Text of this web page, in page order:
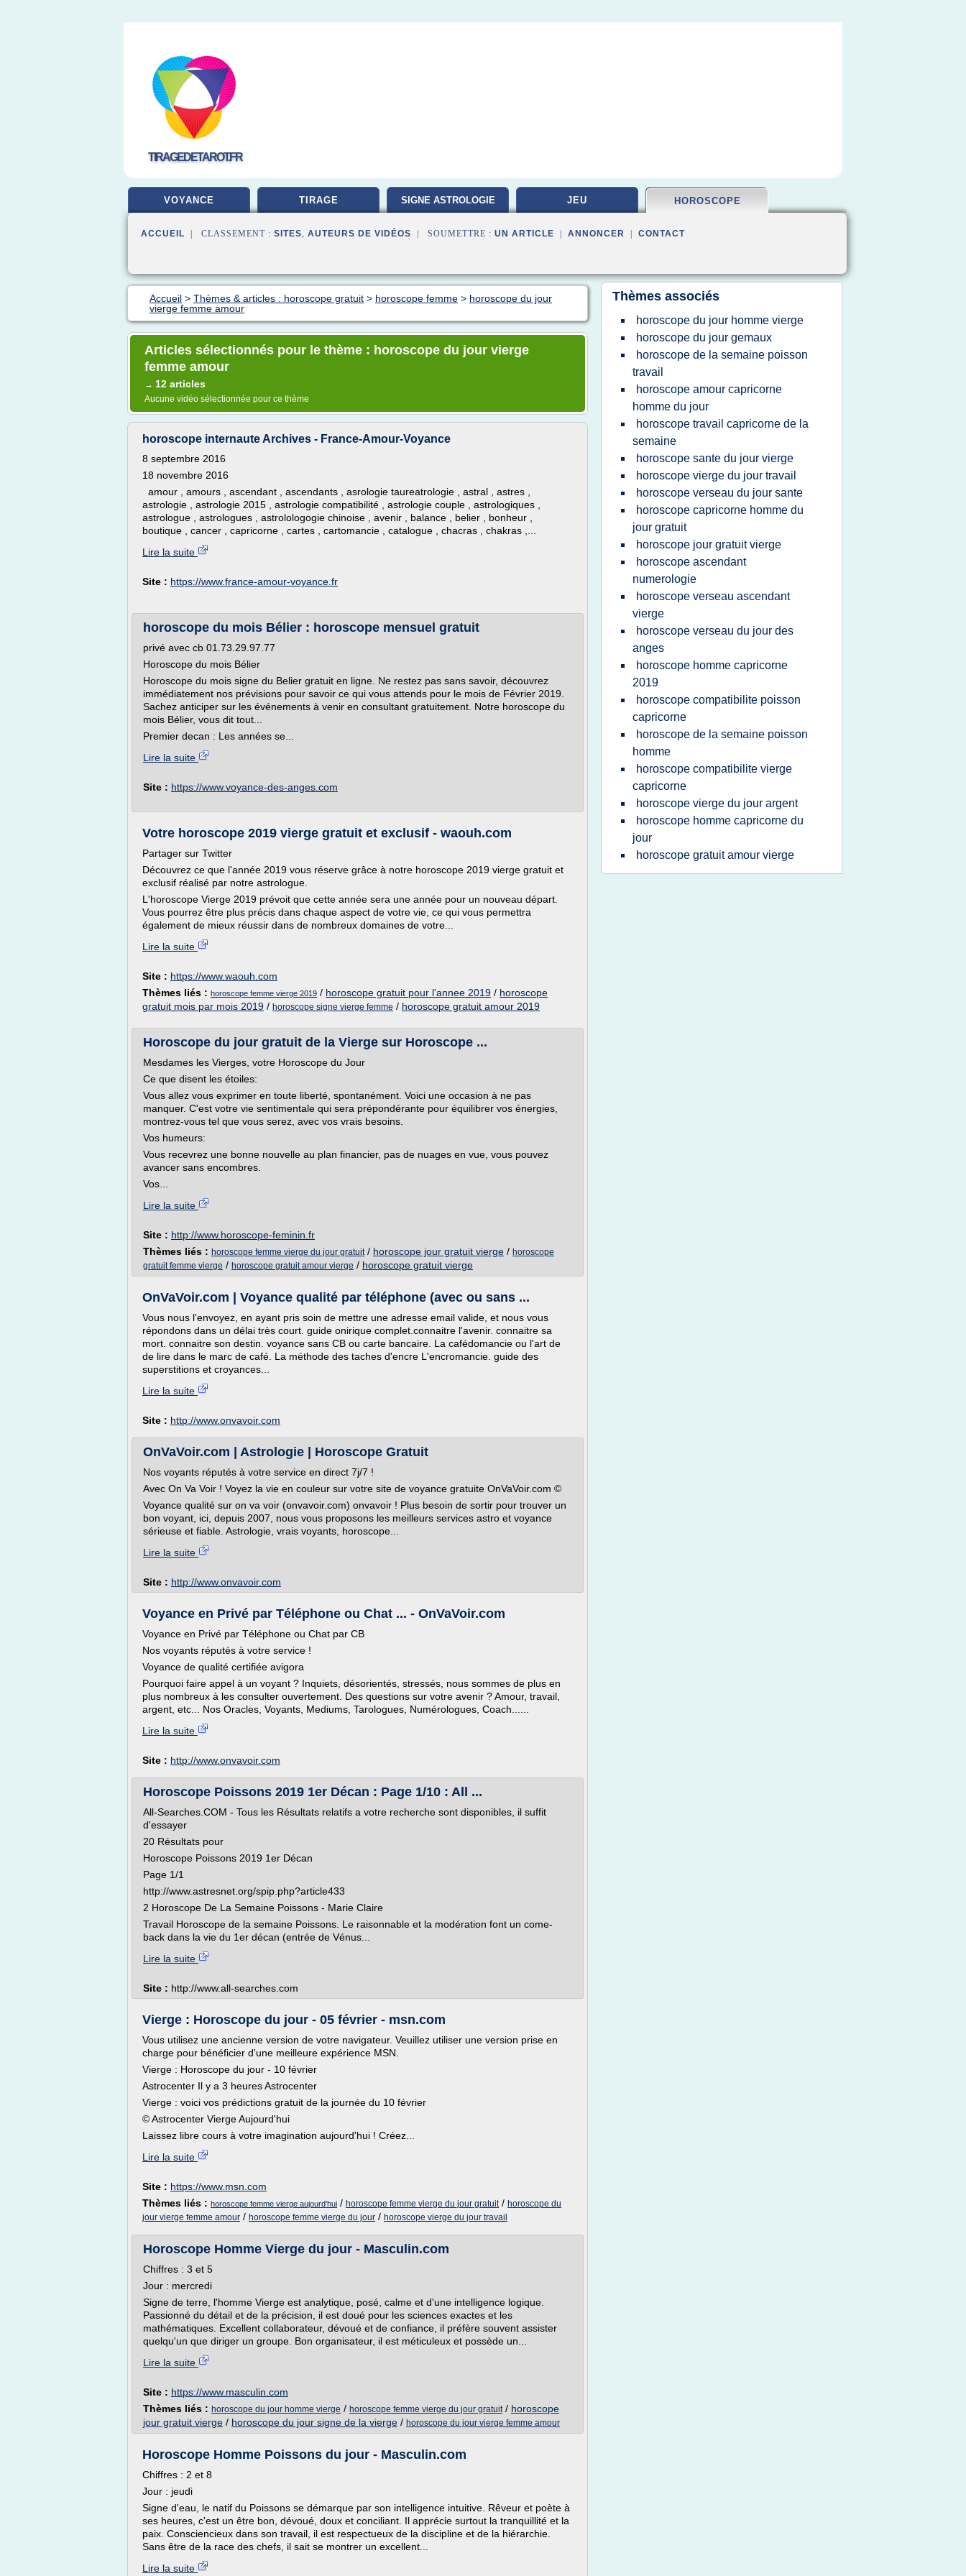
TIRAGEDETAROT.FR
VOYANCE TIRAGE SIGNE ASTROLOGIE JEU HOROSCOPE
ACCUEIL | CLASSEMENT : SITES, AUTEURS DE VIDÉOS | SOUMETTRE : UN ARTICLE ANNONCER CONTACT
Accueil > Thèmes & articles : horoscope gratuit > horoscope femme > horoscope du jour
vierge femme amour
Articles sélectionnés pour le thème : horoscope du jour vierge
femme amour
→ 12 articles
Aucune vidéo sélectionnée pour ce thème
horoscope internaute Archives - France-Amour-Voyance
8 septembre 2016
18 novembre 2016
amour , amours , ascendant , ascendants , asrologie taureatrologie , astral , astres ,
astrologie , astrologie 2015 , astrologie compatibilité , astrologie couple , astrologiques ,
astrologue , astrologues , astrolologogie chinoise , avenir , balance , belier , bonheur ,
boutique , cancer , capricorne , cartes , cartomancie , catalogue , chacras , chakras ,...
Lire la suite
Site : https://www.france-amour-voyance.fr
horoscope du mois Bélier : horoscope mensuel gratuit
privé avec cb 01.73.29.97.77
Horoscope du mois Bélier
Horoscope du mois signe du Belier gratuit en ligne. Ne restez pas sans savoir, découvrez
immédiatement nos prévisions pour savoir ce qui vous attends pour le mois de Février 2019.
Sachez anticiper sur les événements à venir en consultant gratuitement. Notre horoscope du
mois Bélier, vous dit tout...
Premier decan : Les années se...
Lire la suite
Site : https://www.voyance-des-anges.com
Votre horoscope 2019 vierge gratuit et exclusif - waouh.com
Partager sur Twitter
Découvrez ce que l'année 2019 vous réserve grâce à notre horoscope 2019 vierge gratuit et
exclusif réalisé par notre astrologue.
L'horoscope Vierge 2019 prévoit que cette année sera une année pour un nouveau départ.
Vous pourrez être plus précis dans chaque aspect de votre vie, ce qui vous permettra
également de mieux réussir dans de nombreux domaines de votre...
Lire la suite
Site : https://www.waouh.com
Thèmes liés : horoscope femme vierge 2019 / horoscope gratuit pour l'annee 2019 / horoscope
gratuit mois par mois 2019 / horoscope signe vierge femme / horoscope gratuit amour 2019
Horoscope du jour gratuit de la Vierge sur Horoscope ...
Mesdames les Vierges, votre Horoscope du Jour
Ce que disent les étoiles:
Vous allez vous exprimer en toute liberté, spontanément. Voici une occasion à ne pas
manquer. C'est votre vie sentimentale qui sera prépondérante pour équilibrer vos énergies,
montrez-vous tel que vous serez, avec vos vrais besoins.
Vos humeurs:
Vous recevrez une bonne nouvelle au plan financier, pas de nuages en vue, vous pouvez
avancer sans encombres.
Vos...
Lire la suite
Site : http://www.horoscope-feminin.fr
Thèmes liés : horoscope femme vierge du jour gratuit/ horoscope jour gratuit vierge / horoscope
gratuit femme vierge / horoscope gratuit amour vierge / horoscope gratuit vierge
OnVaVoir.com | Voyance qualité par téléphone (avec ou sans ...
Vous nous l'envoyez, en ayant pris soin de mettre une adresse email valide, et nous vous
répondons dans un délai très court. guide onirique complet.connaitre l'avenir. connaitre sa
mort. connaitre son destin. voyance sans CB ou carte bancaire. La cafédomancie ou l'art de
de lire dans le marc de café. La méthode des taches d'encre L'encromancie. guide des
superstitions et croyances...
Lire la suite
Site : http://www.onvavoir.com
OnVaVoir.com | Astrologie | Horoscope Gratuit
Nos voyants réputés à votre service en direct 7j/7 !
Avec On Va Voir ! Voyez la vie en couleur sur votre site de voyance gratuite OnVaVoir.com ©
Voyance qualité sur on va voir (onvavoir.com) onvavoir ! Plus besoin de sortir pour trouver un
bon voyant, ici, depuis 2007, nous vous proposons les meilleurs services astro et voyance
sérieuse et fiable. Astrologie, vrais voyants, horoscope...
Lire la suite
Site : http://www.onvavoir.com
Voyance en Privé par Téléphone ou Chat ... - OnVaVoir.com
Voyance en Privé par Téléphone ou Chat par CB
Nos voyants réputés à votre service !
Voyance de qualité certifiée avigora
Pourquoi faire appel à un voyant ? Inquiets, désorientés, stressés, nous sommes de plus en
plus nombreux à les consulter ouvertement. Des questions sur votre avenir ? Amour, travail,
argent, etc... Nos Oracles, Voyants, Mediums, Tarologues, Numérologues, Coach......
Lire la suite
Site : http://www.onvavoir.com
Horoscope Poissons 2019 1er Décan : Page 1/10 : All ...
All-Searches.COM - Tous les Résultats relatifs a votre recherche sont disponibles, il suffit
d'essayer
20 Résultats pour
Horoscope Poissons 2019 1er Décan
Page 1/1
http://www.astresnet.org/spip.php?article433
2 Horoscope De La Semaine Poissons - Marie Claire
Travail Horoscope de la semaine Poissons. Le raisonnable et la modération font un come-
back dans la vie du 1er décan (entrée de Vénus...
Lire la suite
Site : http://www.all-searches.com
Vierge : Horoscope du jour - 05 février - msn.com
Vous utilisez une ancienne version de votre navigateur. Veuillez utiliser une version prise en
charge pour bénéficier d'une meilleure expérience MSN.
Vierge : Horoscope du jour - 10 février
Astrocenter Il y a 3 heures Astrocenter
Vierge : voici vos prédictions gratuit de la journée du 10 février
© Astrocenter Vierge Aujourd'hui
Laissez libre cours à votre imagination aujourd'hui ! Créez...
Lire la suite
Site : https://www.msn.com
Thèmes liés : horoscope femme vierge aujourd'hui / horoscope femme vierge du jour gratuit/ horoscope du
jour vierge femme amour / horoscope femme vierge du jour / horoscope vierge du jour travail
Horoscope Homme Vierge du jour - Masculin.com
Chiffres : 3 et 5
Jour : mercredi
Signe de terre, l'homme Vierge est analytique, posé, calme et d'une intelligence logique.
Passionné du détail et de la précision, il est doué pour les sciences exactes et les
mathématiques. Excellent collaborateur, dévoué et de confiance, il préfère souvent assister
quelqu'un que diriger un groupe. Bon organisateur, il est méticuleux et possède un...
Lire la suite
Site : https://www.masculin.com
Thèmes liés : horoscope du jour homme vierge / horoscope femme vierge du jour gratuit/ horoscope
jour gratuit vierge / horoscope du jour signe de la vierge / horoscope du jour vierge femme amour
Horoscope Homme Poissons du jour - Masculin.com
Chiffres : 2 et 8
Jour : jeudi
Signe d'eau, le natif du Poissons se démarque par son intelligence intuitive. Rêveur et poète à
ses heures, c'est un être bon, dévoué, doux et conciliant. Il apprécie surtout la tranquillité et la
paix. Consciencieux dans son travail, il est respectueux de la discipline et de la hiérarchie.
Sans être de la race des chefs, il sait se montrer un excellent...
Lire la suite
Thèmes associés
horoscope du jour homme vierge
horoscope du jour gemaux
horoscope de la semaine poisson
travail
horoscope amour capricorne
homme du jour
horoscope travail capricorne de la
semaine
horoscope sante du jour vierge
horoscope vierge du jour travail
horoscope verseau du jour sante
horoscope capricorne homme du
jour gratuit
horoscope jour gratuit vierge
horoscope ascendant
numerologie
horoscope verseau ascendant
vierge
horoscope verseau du jour des
anges
horoscope homme capricorne
2019
horoscope compatibilite poisson
capricorne
horoscope de la semaine poisson
homme
horoscope compatibilite vierge
capricorne
horoscope vierge du jour argent
horoscope homme capricorne du
jour
horoscope gratuit amour vierge